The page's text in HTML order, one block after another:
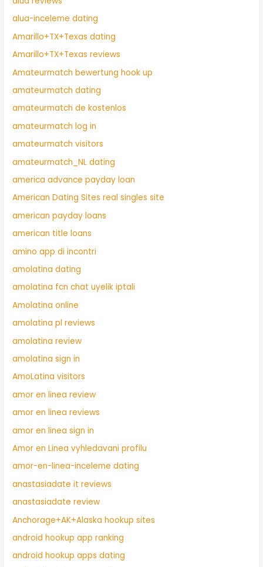
alua-inceleme dating
Amarillo+TX+Texas dating
Amarillo+TX+Texas reviews
Amateurmatch bewertung hook up
amateurmatch dating
amateurmatch de kostenlos
amateurmatch log in
amateurmatch visitors
amateurmatch_NL dating
america advance payday loan
American Dating Sites real singles site
american payday loans
american title loans
amino app di incontri
amolatina dating
amolatina fcn chat uyelik iptali
Amolatina online
amolatina pl reviews
amolatina review
amolatina sign in
AmoLatina visitors
amor en linea review
amor en linea reviews
amor en linea sign in
Amor en Linea vyhledavani profilu
amor-en-linea-inceleme dating
anastasiadate it reviews
anastasiadate review
Anchorage+AK+Alaska hookup sites
android hookup app ranking
android hookup apps dating